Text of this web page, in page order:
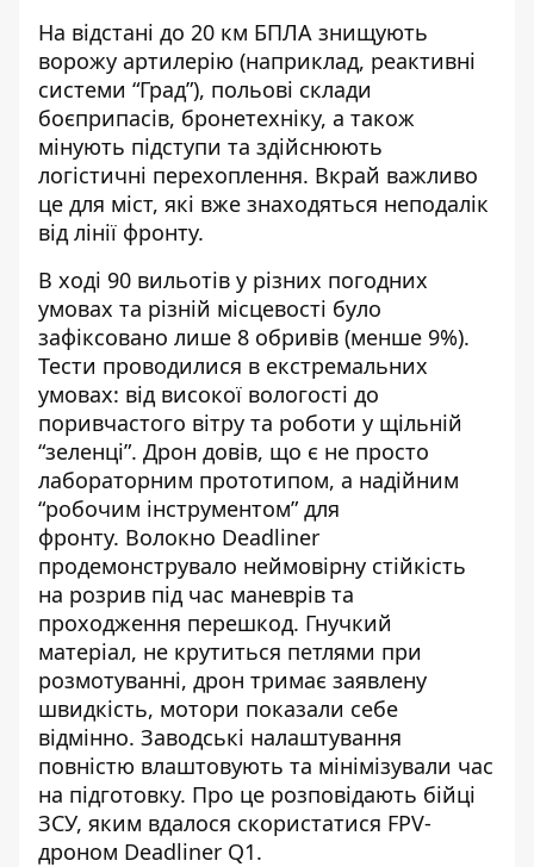
На відстані до 20 км БПЛА знищують
ворожу артилерію (наприклад, реактивні
системи “Град”), польові склади
боєприпасів, бронетехніку, а також
мінують підступи та здійснюють
логістичні перехоплення. Вкрай важливо
це для міст, які вже знаходяться неподалік
від лінії фронту.
В ході 90 вильотів у різних погодних
умовах та різній місцевості було
зафіксовано лише 8 обривів (менше 9%).
Тести проводилися в екстремальних
умовах: від високої вологості до
поривчастого вітру та роботи у щільній
“зеленці”. Дрон довів, що є не просто
лабораторним прототипом, а надійним
“робочим інструментом” для
фронту. Волокно Deadliner
продемонструвало неймовірну стійкість
на розрив під час маневрів та
проходження перешкод. Гнучкий
матеріал, не крутиться петлями при
розмотуванні, дрон тримає заявлену
швидкість, мотори показали себе
відмінно. Заводські налаштування
повністю влаштовують та мінімізували час
на підготовку. Про це розповідають бійці
ЗСУ, яким вдалося скористатися FPV-
дроном Deadliner Q1.